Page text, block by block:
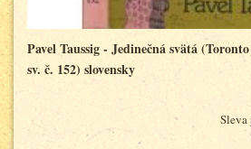
Pavel Taussig - Jedinečná svätá
sv. č. 152) slovensky
Sleva